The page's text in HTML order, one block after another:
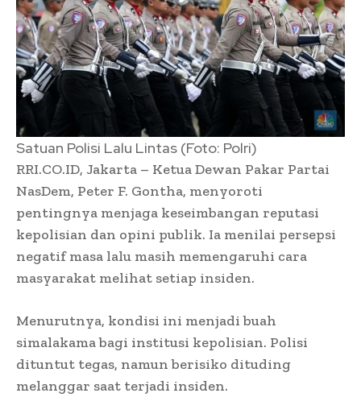
Satuan Polisi Lalu Lintas (Foto: Polri)
RRI.CO.ID, Jakarta – Ketua Dewan Pakar Partai
NasDem, Peter F. Gontha, menyoroti
pentingnya menjaga keseimbangan reputasi
kepolisian dan opini publik. Ia menilai persepsi
negatif masa lalu masih memengaruhi cara
masyarakat melihat setiap insiden.
Menurutnya, kondisi ini menjadi buah
simalakama bagi institusi kepolisian. Polisi
dituntut tegas, namun berisiko dituding
melanggar saat terjadi insiden.